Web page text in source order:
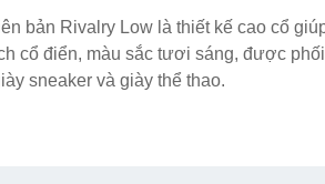
bản Rivalry Low là thiết kế cao cổ
cổ điển, màu sắc tươi sáng, được
sneaker và giày thể thao.